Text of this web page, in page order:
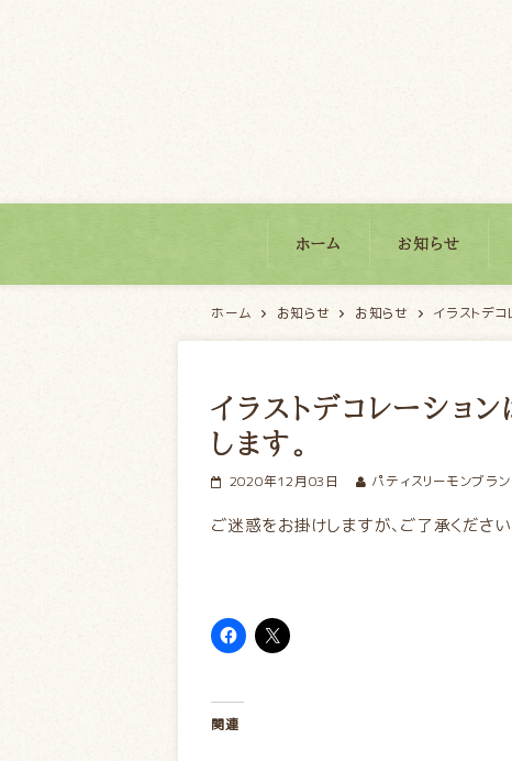
ホーム お知らせ
ホーム お知らせ お知らせ イラストデコ
イラストデコレーショ
します。
2020年12月03日 パティスリーモンブラン
ご迷惑をお掛けしますが、ご了承くださ
関連